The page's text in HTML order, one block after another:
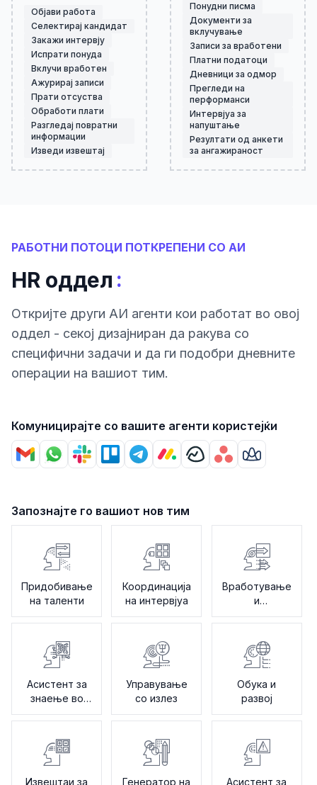
Објави работа
Селектирај кандидат
Закажи интервју
Испрати понуда
Вклучи вработен
Ажурирај записи
Прати отсуства
Обрaботи плати
Разгледај повратни
информации
Изведи извештај
Понудни писма
Документи за
вклучување
Записи за вработени
Платни податоци
Дневници за одмор
Прегледи на
перформанси
Интервјуа за
напуштање
Резултати од анкети
за ангажираност
РАБОТНИ ПОТОЦИ ПОТКРЕПЕНИ СО АИ
HR оддел :
Откриjте други АИ агенти кои работат во овој
оддел - секој дизајниран да ракува со
специфични задачи и да ги подобри дневните
операции на вашиот тим.
Комуницирајте со вашите агенти користејќи
Запознајте го вашиот нов тим
Придобивање
на таленти
Координација
на интервјуа
Вработување
и
интегрирање
вработени
Асистент за
знаење во
Човечки
Управување
со излез
Обука и
развој
Извештаи за Генератор на Асистент за